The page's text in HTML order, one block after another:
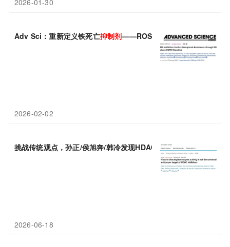
2026-01-30
Adv Sci：重新定义铁死亡抑制剂——ROS诱导剂抑制铁死亡
2026-02-02
挑战传统观点，孙正/侯旭奔/韩冷发现HDAC 抑制剂抗癌，未必通过
2026-06-18